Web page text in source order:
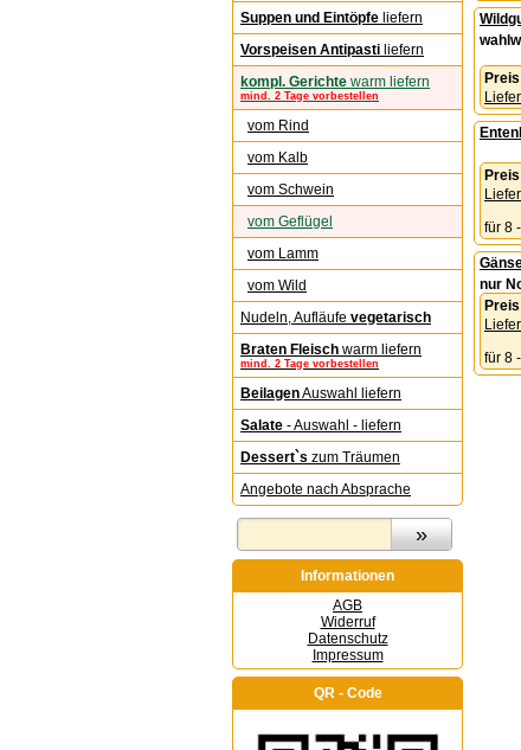
Suppen und Eintöpfe liefern
Vorspeisen Antipasti liefern
kompl. Gerichte warm liefern
mind. 2 Tage vorbestellen
vom Rind
vom Kalb
vom Schwein
vom Geflügel
vom Lamm
vom Wild
Nudeln, Aufläufe vegetarisch
Braten Fleisch warm liefern
mind. 2 Tage vorbestellen
BeilagenAuswahl liefern
Salate - Auswahl - liefern
Dessert`s zum Träumen
Angebote nach Absprache
Informationen
AGB
Widerruf
Datenschutz
Impressum
QR - Code
Preis
Preis
für 8
nur
Preis
für 8